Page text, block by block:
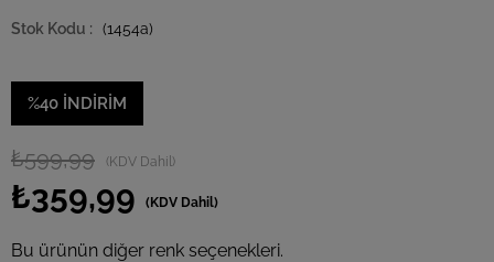
(1454a)
%40 İNDIRIM
₺599,99 (KDV Dahil)
₺359,99 (KDV Dahil)
Bu ürünün diğer renk seçenekleri.